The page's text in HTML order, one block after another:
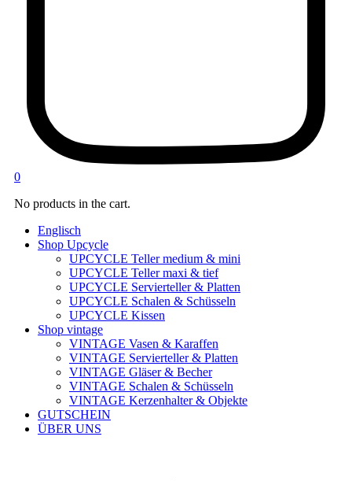
0
No products in the cart.
Englisch
Shop Upcycle
UPCYCLE Teller medium & mini
UPCYCLE Teller maxi & tief
UPCYCLE Servierteller & Platten
UPCYCLE Schalen & Schüsseln
UPCYCLE Kissen
Shop vintage
VINTAGE Vasen & Karaffen
VINTAGE Servierteller & Platten
VINTAGE Gläser & Becher
VINTAGE Schalen & Schüsseln
VINTAGE Kerzenhalter & Objekte
GUTSCHEIN
ÜBER UNS